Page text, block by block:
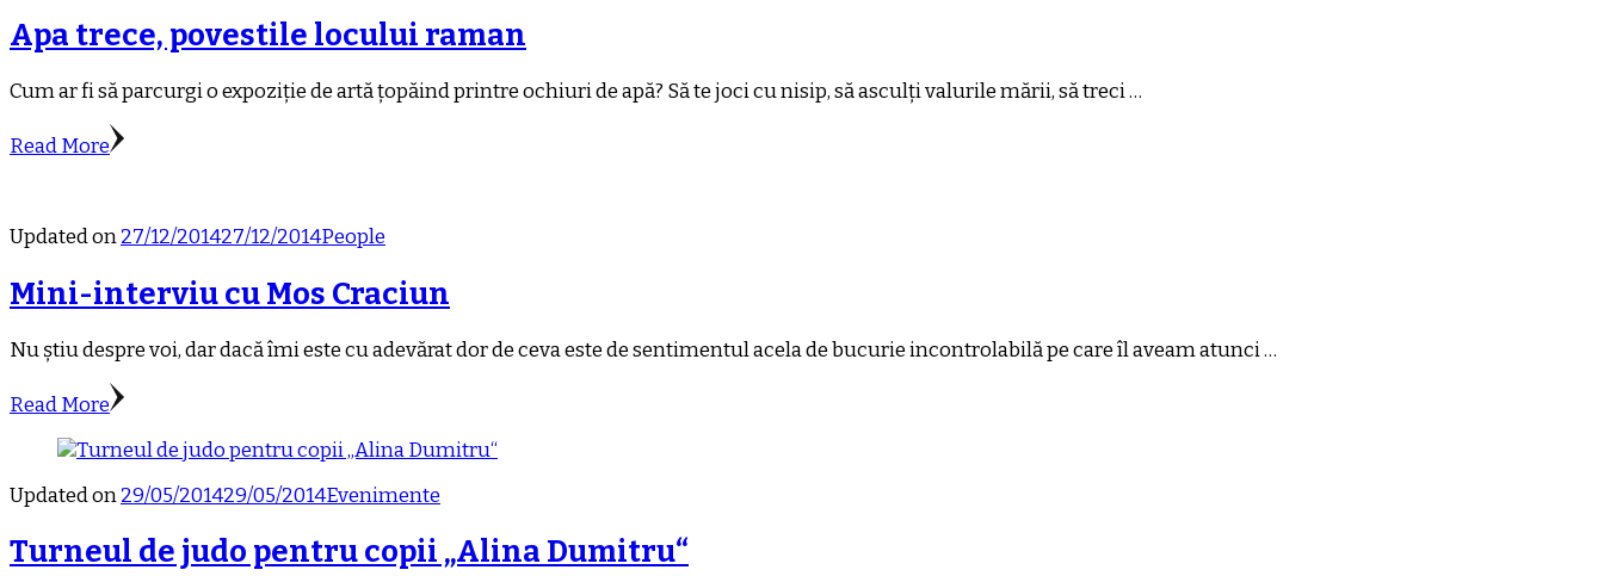
Apa trece, povestile locului raman
Cum ar fi să parcurgi o expoziție de artă țopăind printre ochiuri de apă? Să te joci cu nisip, să asculți valurile mării, să treci …
Read More
Updated on27/12/201427/12/2014People
Mini-interviu cu Mos Craciun
Nu știu despre voi, dar dacă îmi este cu adevărat dor de ceva este de sentimentul acela de bucurie incontrolabilă pe care îl aveam atunci …
Read More
Updated on29/05/201429/05/2014Evenimente
Turneul de judo pentru copii „Alina Dumitru“